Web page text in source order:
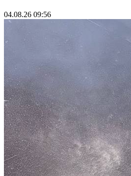
04.08.26 09:56